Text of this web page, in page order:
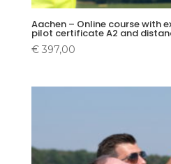
Aachen – Online course with
pilot certificate A2 and
€397,00